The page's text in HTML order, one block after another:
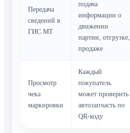
Передача
сведений в
ГИС МТ
подача
информации о
движении
партии, отгрузке,
продаже
Просмотр
чека
маркировки
Каждый
покупатель
может проверить
автозапчасть по
QR-коду